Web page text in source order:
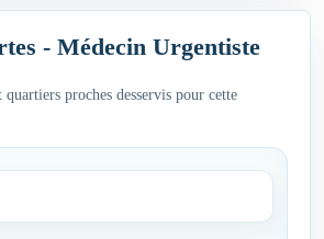
- Médecin Urgentiste
proches desservis pour cette